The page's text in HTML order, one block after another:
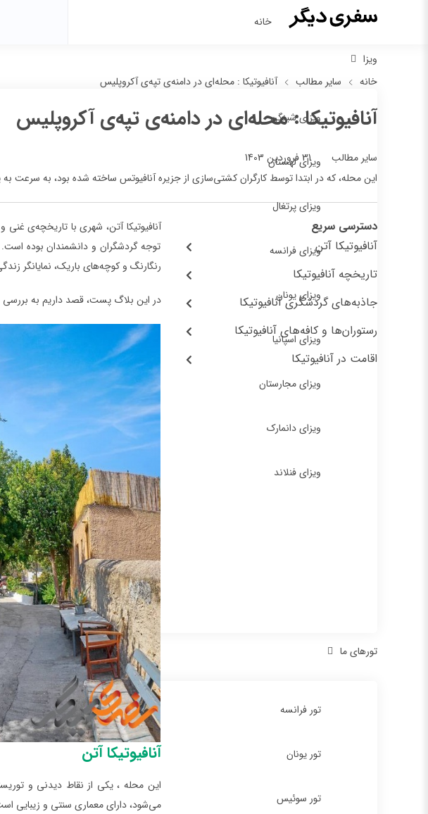
خانه
ویزا
ویزای شینگن
ویزای لهستان
ویزای پرتغال
ویزای فرانسه
ویزای یونان
ویزای اسپانیا
ویزای مجارستان
ویزای دانمارک
ویزای فنلاند
تورهای ما
تور فرانسه
تور یونان
تور سوئیس
خانه سایر مطالب آنافیوتیکا : محله‌ای در دامنه‌ی تپه‌ی آکروپلیس
آنافیوتیکا : محله‌ای در دامنه‌ی تپه‌ی آکروپلیس
سایر مطالب 31 فروردین 1403
این محله، که در ابتدا توسط کارگران کشتی‌سازی از جزیره آنافیوتس ساخته شده بود، به سرعت
دسترسی سریع
آنافیوتیکا آتن
تاریخچه آنافیوتیکا
جاذبه‌های گردشگری آنافیوتیکا
رستوران‌ها و کافه‌های آنافیوتیکا
اقامت در آنافیوتیکا
آنافیوتیکا آتن، شهری با تاریخچه‌ی
توجه گردشگران و دانشمندان بوده
رنگارنگ و کوچه‌های باریک، نمایانگر
در این بلاگ پست، قصد داریم به بررسی
آنافیوتیکا آتن
این محله ، یکی از نقاط دیدنی و
می‌شود، دارای معماری سنتی و زیبایی است